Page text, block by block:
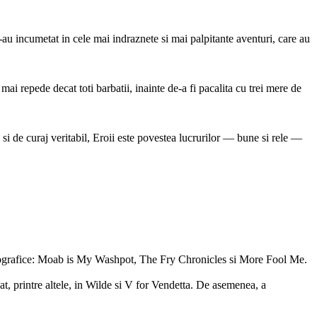
incumetat in cele mai indraznete si mai palpitante aventuri, care au
repede decat toti barbatii, inainte de-a fi pacalita cu trei mere de
si de curaj veritabil, Eroii este povestea lucrurilor — bune si rele —
Moab is My Washpot, The Fry Chronicles si More Fool Me.
printre altele, in Wilde si V for Vendetta. De asemenea, a